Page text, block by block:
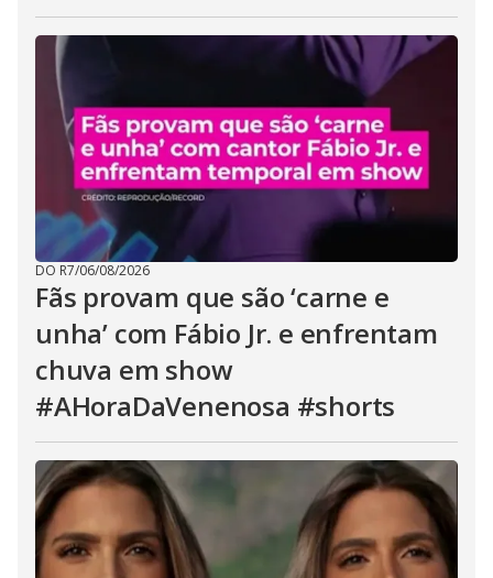
DO R7/06/08/2026
Fãs provam que são ‘carne e
unha’ com Fábio Jr. e enfrentam
chuva em show
#AHoraDaVenenosa #shorts